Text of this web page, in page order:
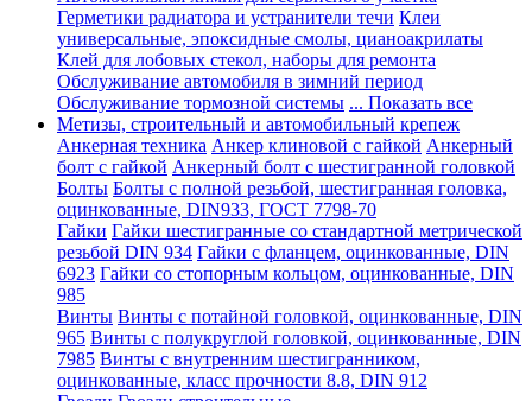
Герметики радиатора и устранители течи Клеи
универсальные, эпоксидные смолы, цианоакрилаты
Клей для лобовых стекол, наборы для ремонта
Обслуживание автомобиля в зимний период
Обслуживание тормозной системы ... Показать все
Метизы, строительный и автомобильный крепеж
Анкерная техника Анкер клиновой с гайкой Анкерный
болт с гайкой Анкерный болт с шестигранной головкой
Болты Болты с полной резьбой, шестигранная головка,
оцинкованные, DIN933, ГОСТ 7798-70
Гайки Гайки шестигранные со стандартной метрической
резьбой DIN 934 Гайки с фланцем, оцинкованные, DIN
6923 Гайки со стопорным кольцом, оцинкованные, DIN
985
Винты Винты с потайной головкой, оцинкованные, DIN
965 Винты с полукруглой головкой, оцинкованные, DIN
7985 Винты с внутренним шестигранником,
оцинкованные, класс прочности 8.8, DIN 912